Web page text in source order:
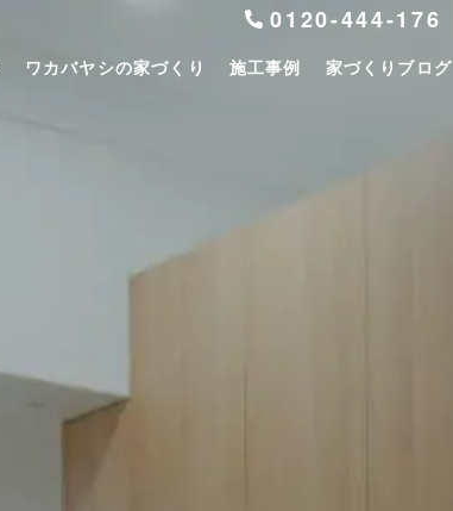
0120-444-176
ワカバヤシの家づくり 施工事例 家づくりブログ